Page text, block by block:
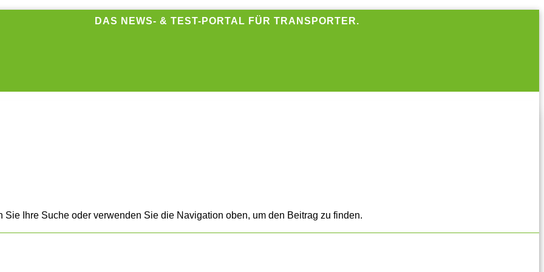
DAS NEWS- & TEST-PORTAL FÜR TRANSPORTER.
Ihre Suche oder verwenden Sie die Navigation oben, um den Beitrag zu finden.